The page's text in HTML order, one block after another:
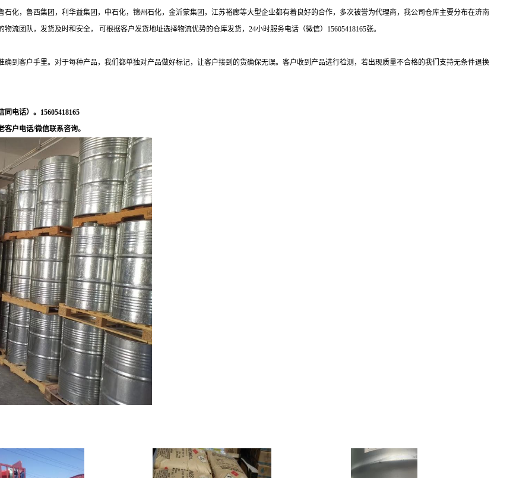
化，鲁西集团，利华益集团，中石化，锦州石化，金沂蒙集团，江苏裕廊等大型企业都有着良好的合作，多次被誉为代理商，我公司仓库主要分布在济南
流团队，发货及时和安全， 可根据客户发货地址选择物流优势的仓库发货，24小时服务电话（微信）15605418165张。
到客户手里。对于每种产品，我们都单独对产品做好标记，让客户接到的货确保无误。客户收到产品进行检测，若出现质量不合格的我们支持无条件退换
电话）。15605418165
户电话/微信联系咨询。